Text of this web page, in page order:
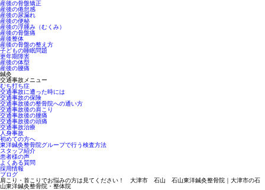
産後の骨盤矯正
産後の倦怠感
産後の尿漏れ
産後の便秘
産後の浮腫み（むくみ）
産後の骨盤痛
産後整体
産後の骨盤の整え方
子どもの睡眠問題
更年期障害
産後の体型
産後の腰痛
鍼灸
交通事故メニュー
むち打ち症
交通事故に遭った時には
交通事故の保険
交通事故後の整骨院への通い方
交通事故後の肩こり
交通事故後の腰痛
交通事故後の頭痛
交通事故治療
人身事故
初めての方へ
東洋鍼灸整骨院グループで行う検査方法
スタッフ紹介
患者様の声
よくある質問
採用情報
ブログ
肩こり・首こりでお悩みの方は見てください！ 大津市 石山 石山東洋鍼灸整骨院｜大津市の石
山東洋鍼灸整骨院・整体院